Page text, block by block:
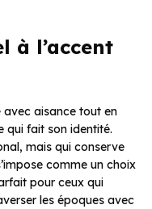
à l’accent
avec aisance tout en
qui fait son identité.
mais qui conserve
comme un choix
pour ceux qui
les époques avec